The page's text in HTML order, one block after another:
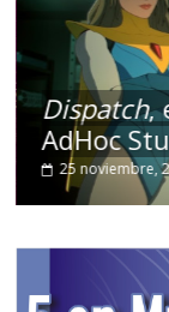
Dispatch,
AdHoc
25 noviembre,